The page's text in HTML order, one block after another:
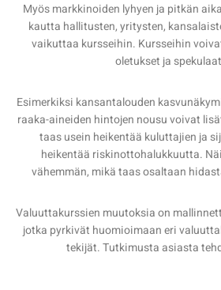
Myös markkinoiden lyhyen ja pitkän
kautta hallitusten, yritysten,
vaikuttaa kursseihin. Kursseihin
oletukset ja
Esimerkiksi kansantalouden
raaka-aineiden hintojen nousu voivat
taas usein heikentää kuluttajien ja
heikentää riskinottohalukkuutta.
vähemmän, mikä taas osaltaan
Valuuttakurssien muutoksia on
jotka pyrkivät huomioimaan eri
tekijät. Tutkimusta asiasta